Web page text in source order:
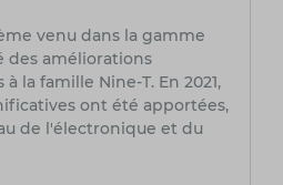
venu dans la gamme
des améliorations
la famille Nine-T. En 2021,
ont été apportées,
de l'électronique et du